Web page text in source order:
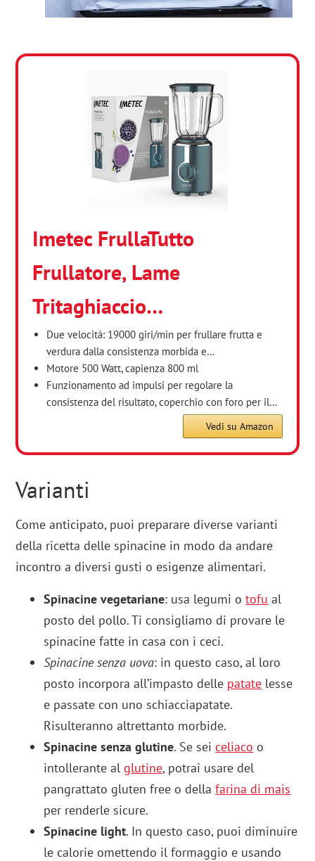
Imetec FrullaTutto
Frullatore, Lame
Tritaghiaccio…
Due velocità: 19000 giri/min per frullare frutta e
verdura dalla consistenza morbida e…
Motore 500 Watt, capienza 800 ml
Funzionamento ad impulsi per regolare la
consistenza del risultato, coperchio con foro per il…
Vedi su Amazon
Varianti
Come anticipato, puoi preparare diverse varianti
della ricetta delle spinacine in modo da andare
incontro a diversi gusti o esigenze alimentari.
Spinacine vegetariane: usa legumi o tofu al
posto del pollo. Ti consigliamo di provare le
spinacine fatte in casa con i ceci.
Spinacine senza uova: in questo caso, al loro
posto incorpora all’impasto delle patate lesse
e passate con uno schiacciapatate.
Risulteranno altrettanto morbide.
Spinacine senza glutine. Se seiceliaco o
intollerante alglutine, potrai usare del
pangrattato gluten free o dellafarina di mais
per renderle sicure.
Spinacine light. In questo caso, puoi diminuire
le calorie omettendo il formaggio e usando